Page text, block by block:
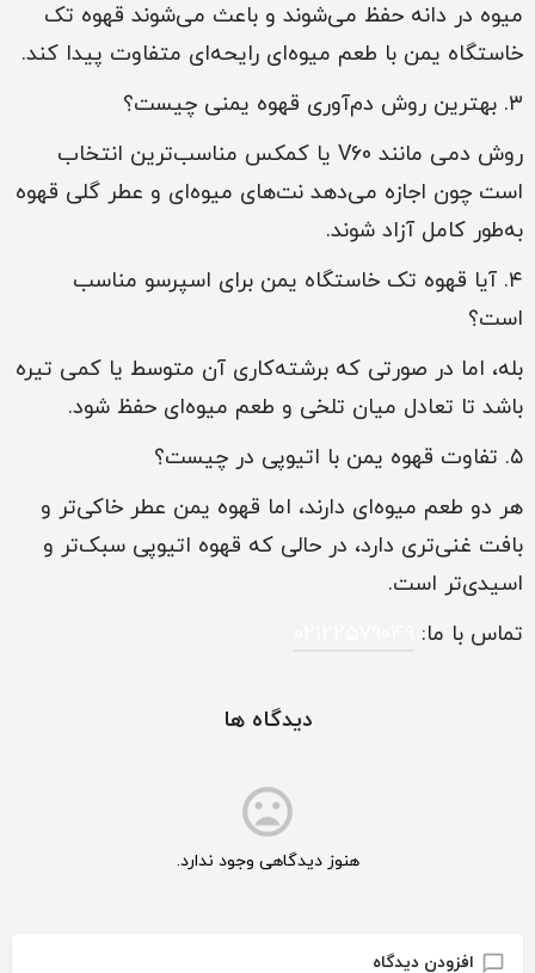
میوه در دانه حفظ می‌شوند و باعث می‌شوند قهوه تک
خاستگاه یمن با طعم میوه‌ای رایحه‌ای متفاوت پیدا کند.
۳. بهترین روش دم‌آوری قهوه یمنی چیست؟
روش دمی مانند V60 یا کمکس مناسب‌ترین انتخاب
است چون اجازه می‌دهد نت‌های میوه‌ای و عطر گلی قهوه
به‌طور کامل آزاد شوند.
۴. آیا قهوه تک خاستگاه یمن برای اسپرسو مناسب
است؟
بله، اما در صورتی که برشته‌کاری آن متوسط یا کمی تیره
باشد تا تعادل میان تلخی و طعم میوه‌ای حفظ شود.
۵. تفاوت قهوه یمن با اتیوپی در چیست؟
هر دو طعم میوه‌ای دارند، اما قهوه یمن عطر خاکی‌تر و
بافت غنی‌تری دارد، در حالی که قهوه اتیوپی سبک‌تر و
اسیدی‌تر است.
تماس با ما:
دیدگاه ها
هنوز دیدگاهی وجود ندارد.
افزودن دیدگاه